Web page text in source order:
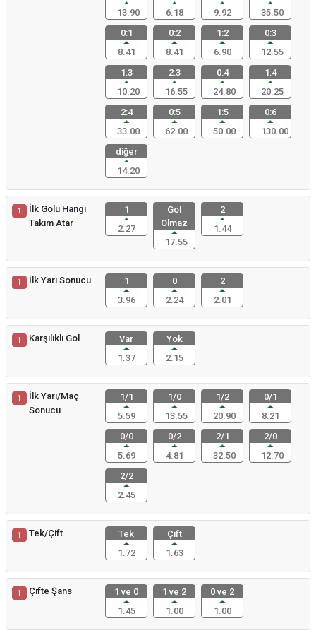
13.90
6.18
9.92
35.50
0:1
8.41
0:2
8.41
1:2
6.90
0:3
12.55
1:3
10.20
2:3
16.55
0:4
24.80
1:4
20.25
2:4
33.00
0:5
62.00
1:5
50.00
0:6
130.00
diğer
14.20
1
İlk Golü Hangi
Takım Atar
1
2.27
Gol
Olmaz
17.55
2
1.44
1 İlk Yarı Sonucu
1
3.96
0
2.24
2
2.01
1 Karşılıklı Gol
Var
1.37
Yok
2.15
1
İlk Yarı/Maç
Sonucu
1/1
5.59
1/0
13.55
1/2
20.90
0/1
8.21
0/0
5.69
0/2
4.81
2/1
32.50
2/0
12.70
2/2
2.45
1 Tek/Çift
Tek
1.72
Çift
1.63
1 Çifte Şans
1 ve 0
1.45
1 ve 2
1.00
0 ve 2
1.00